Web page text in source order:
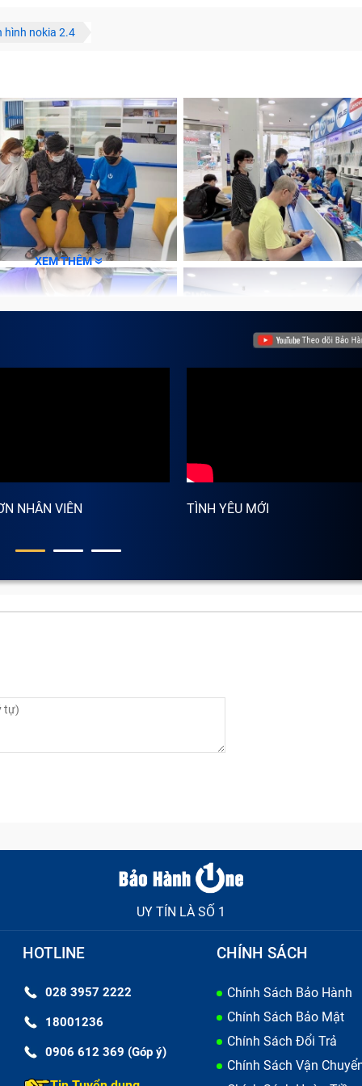
hình nokia 2.4
XEM THÊM
NHÂN VIÊN TÌNH YÊU MỚI
UY TÍN LÀ SỐ 1
HOTLINE
028 3957 2222
18001236
0906 612 369 (Góp ý)
CHÍNH SÁCH
Chính Sách Bảo Hành
Chính Sách Bảo Mật
Chính Sách Đổi Trả
Chính Sách Vận